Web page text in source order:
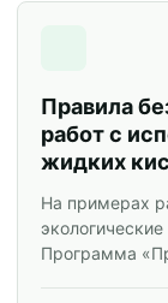
Правила
работ с
жидких
На примерах
Программа